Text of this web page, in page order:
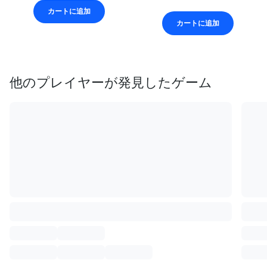
カートに追加
カートに追加
他のプレイヤーが発見したゲーム